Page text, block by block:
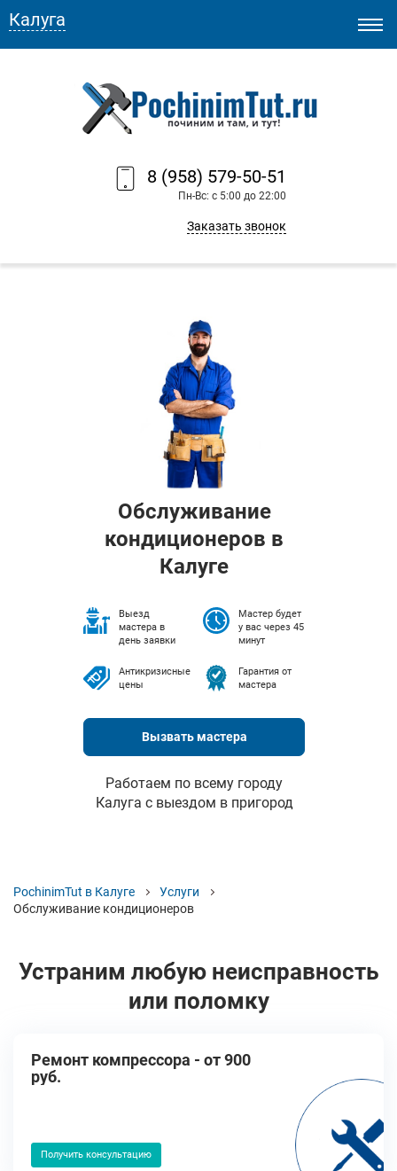
8 (958) 579-50-51
Пн-Вс: с 5:00 до 22:00
Заказать звонок
Калуга
Обслуживание
кондиционеров в
Калуге
Выезд
мастера в
день заявки
Мастер будет
у вас через 45
минут
Антикризисные
цены
Гарантия от
мастера
Вызвать мастера
Работаем по всему городу
Калуга с выездом в пригород
PochinimTut в Калуге
Услуги
Обслуживание кондиционеров
Устраним любую неисправность
или поломку
Ремонт компрессора - от 900
руб.
Получить консультацию